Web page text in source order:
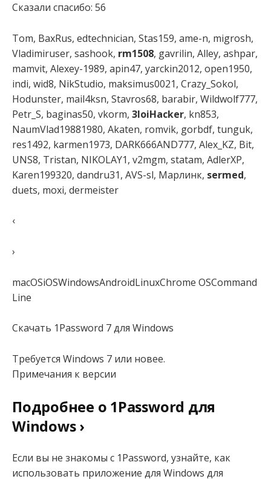
Сказали спасибо: 56
Tom, BaxRus, edtechnician, Stas159, ame-n, migrosh,
Vladimiruser, sashook, rm1508, gavrilin, Alley, ashpar,
mamvit, Alexey-1989, apin47, yarckin2012, open1950,
indi, wid8, NikStudio, maksimus0021, Crazy_Sokol,
Hodunster, mail4ksn, Stavros68, barabir, Wildwolf777,
Petr_S, baginas50, vkorm, 3loiHacker, kn853,
NaumVlad19881980, Akaten, romvik, gorbdf, tunguk,
res1492, karmen1973, DARK666AND777, Alex_KZ, Bit,
UNS8, Tristan, NIKOLAY1, v2mgm, statam, AdlerXP,
Karen199320, dandru31, AVS-sl, Марлинк, sermed,
duets, moxi, dermeister
‹
›
macOSiOSWindowsAndroidLinuxChrome OSCommand
Line
Скачать 1Password 7 для Windows
Требуется Windows 7 или новее.
Примечания к версии
Подробнее о 1Password для
Windows ›
Если вы не знакомы с 1Password, узнайте, как
использовать приложение для Windows для